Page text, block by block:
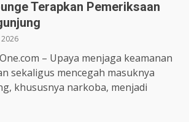
Terapkan Pemeriksaan
– Upaya menjaga keamanan
sekaligus mencegah masuknya
khususnya narkoba, menjadi